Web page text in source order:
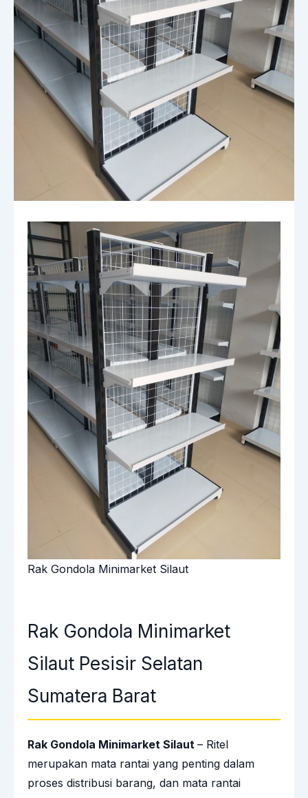
Rak Gondola Minimarket Silaut
Rak Gondola Minimarket
Silaut Pesisir Selatan
Sumatera Barat
Rak Gondola Minimarket Silaut – Ritel
merupakan mata rantai yang penting dalam
proses distribusi barang, dan mata rantai